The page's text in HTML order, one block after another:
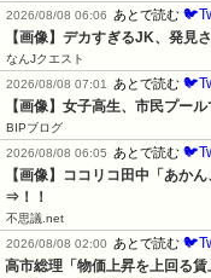
2026/08/08 06:06
あとで読む
【画像】デカすぎるJK、発見
なんJクエスト
2026/08/08 07:01
あとで読む
【画像】女子高生、市民プー
BIPブログ
2026/08/08 06:05
あとで読む
【画像】ココリコ田中「あか
⇒！！
不思議.net
2026/08/08 02:00
あとで読む
高市総理「物価上昇を上回る